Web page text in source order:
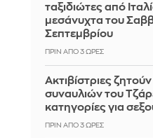
ταξιδιώτες από
μεσάνυχτα του
Σεπτεμβρίου
ΠΡΙΝ ΑΠΌ 3 ΏΡΕΣ
Ακτιβίστριες
συναυλιών του
κατηγορίες για
ΠΡΙΝ ΑΠΌ 3 ΏΡΕΣ